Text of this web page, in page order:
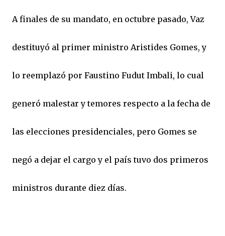
A finales de su mandato, en octubre pasado, Vaz
destituyó al primer ministro Aristides Gomes, y
lo reemplazó por Faustino Fudut Imbali, lo cual
generó malestar y temores respecto a la fecha de
las elecciones presidenciales, pero Gomes se
negó a dejar el cargo y el país tuvo dos primeros
ministros durante diez días.